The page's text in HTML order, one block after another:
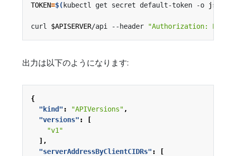
TOKEN=$( kubectl get secret default-token -o
curl $APISERVER/api --header "Authorization:
出力は以下のようになります:
{
"kind" : "APIVersions" ,
"versions" :
[
"v1"
],
"serverAddressByClientCIDRs" :
[